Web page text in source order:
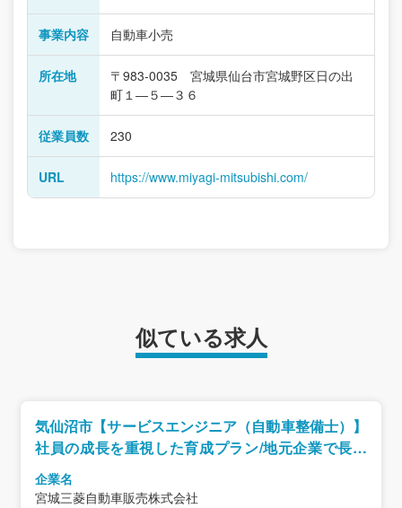
事業内容 自動車小売
所在地
〒983-0035 宮城県仙台市宮城野区日の出
町１―５―３６
従業員数 230
URL https://www.miyagi-mitsubishi.com/
似ている求人
気仙沼市【サービスエンジニア（自動車整備士）】
社員の成長を重視した育成プラン/地元企業で長く
働きたい方にオススメ
企業名
宮城三菱自動車販売株式会社